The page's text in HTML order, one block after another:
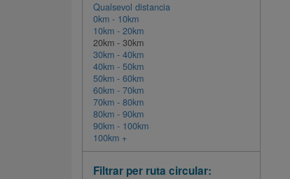
Qualsevol distancia
0km - 10km
10km - 20km
20km - 30km
30km - 40km
40km - 50km
50km - 60km
60km - 70km
70km - 80km
80km - 90km
90km - 100km
100km +
Filtrar per ruta circular: